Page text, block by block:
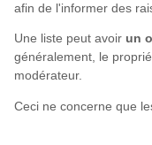
afin de l'informer des
Une liste peut avoir un
généralement, le
modérateur.
Ceci ne concerne que